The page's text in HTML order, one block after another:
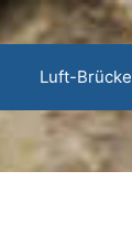
Luft-Brücke